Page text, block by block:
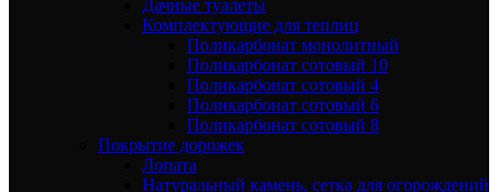
Дачные туалеты
Комплектующие для теплиц
Поликарбонат монолитный
Поликарбонат сотовый 10
Поликарбонат сотовый 4
Поликарбонат сотовый 6
Поликарбонат сотовый 8
Покрытие дорожек
Лопата
Натуральный камень, сетка для огорождений